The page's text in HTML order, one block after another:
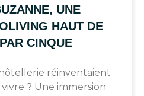
UNE
HAUT DE
CINQUE
réinventaient
? Une immersion